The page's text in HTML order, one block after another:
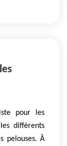
pour les
différents
pelouses. À